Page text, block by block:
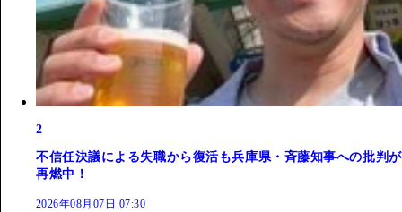
2
不信任決議による失職から復活も兵庫県・斉藤知事への批判が
再燃中！
2026年08月07日 07:30